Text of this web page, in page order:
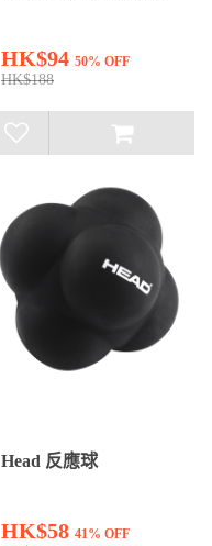
HK$94 50% OFF
HK$188
Head 反應球
HK$58 41% OFF